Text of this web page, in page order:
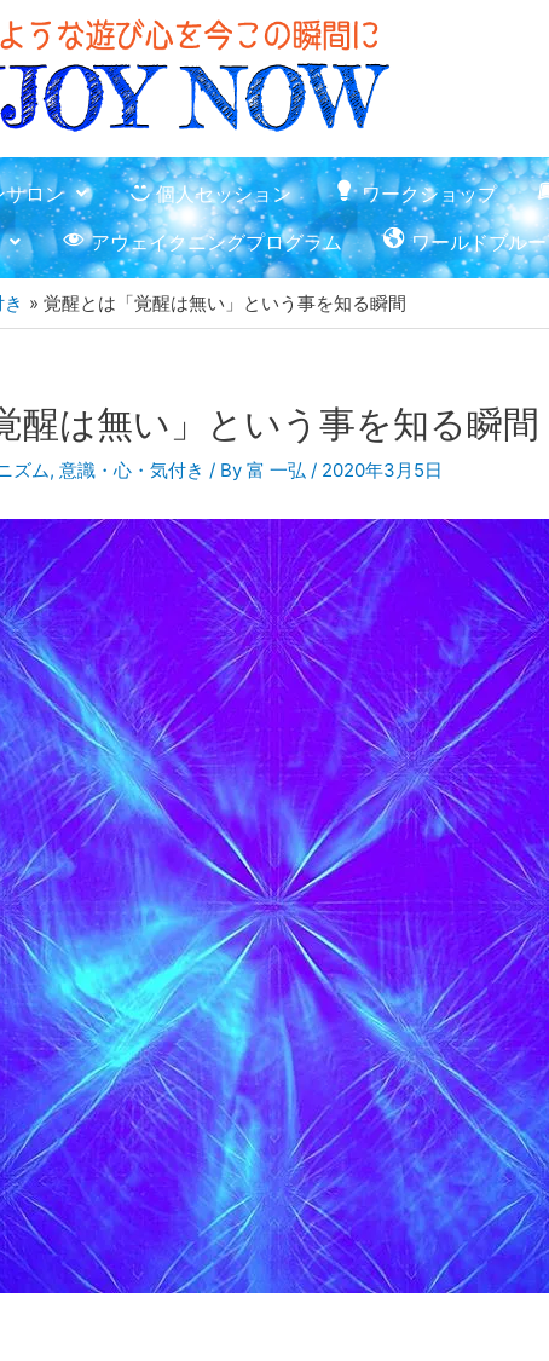
サロン 個人セッション ワークショップ
アウェイクニングプログラム ワールドブルー
覚醒とは「覚醒は無い」という事を知る瞬間
醒は無い」という事を知る瞬間
ズム, 意識・心・気付き / By 富 一弘 / 2020年3月5日